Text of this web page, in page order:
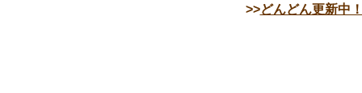
>>どんどん更新中